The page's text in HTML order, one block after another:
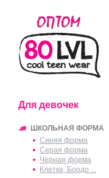
Для девочек
ШКОЛЬНАЯ ФОРМА
Синяя форма
Серая форма
Черная форма
Клетка, Бордо ...